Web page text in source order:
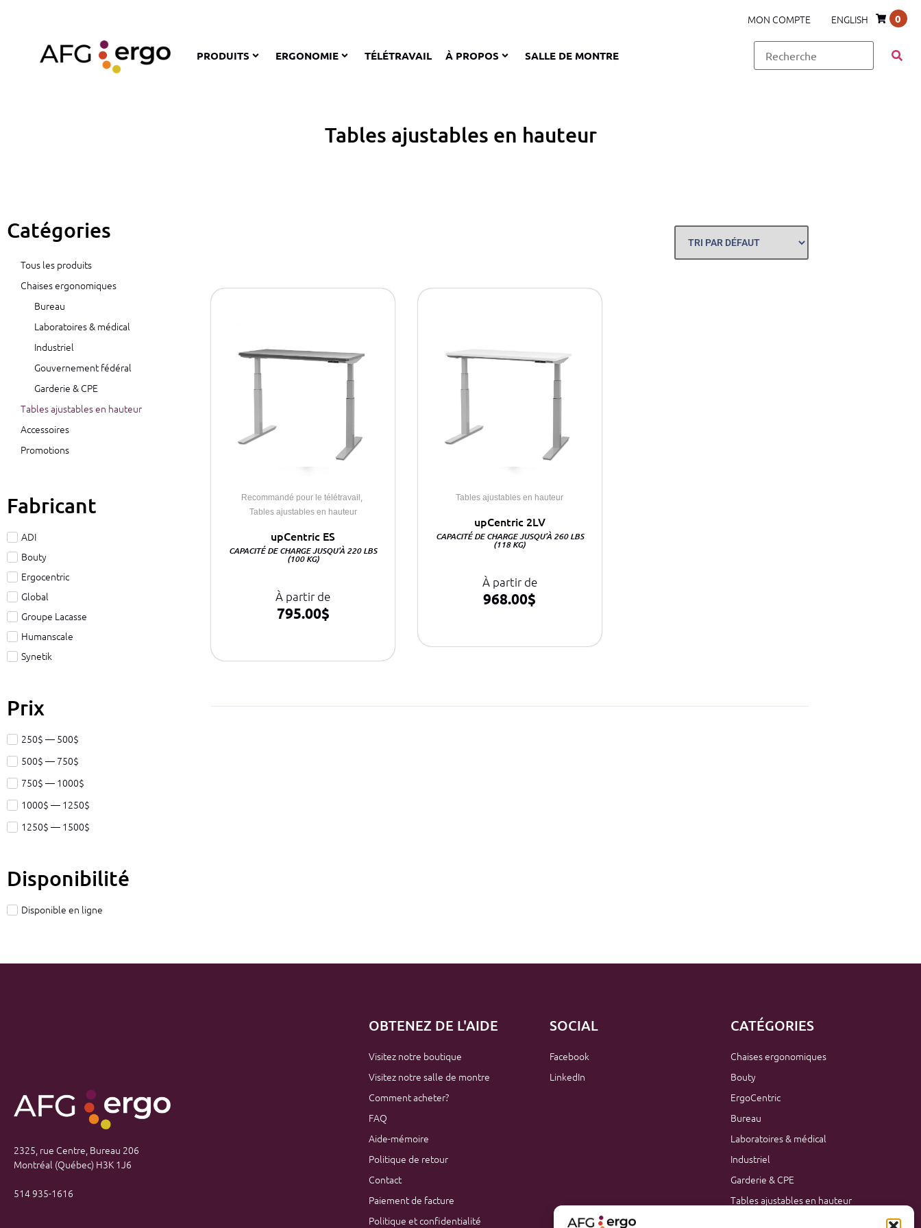
0
MON COMPTE ENGLISH
PRODUITS ERGONOMIE TÉLÉTRAVAIL À PROPOS SALLE DE MONTRE
Tables ajustables en hauteur
Catégories
Tous les produits
Chaises ergonomiques
Bureau
Laboratoires & médical
Industriel
Gouvernement fédéral
Garderie & CPE
Tables ajustables en hauteur
Accessoires
Promotions
Fabricant
ADI
Bouty
Ergocentric
Global
Groupe Lacasse
Humanscale
Synetik
Prix
250$ — 500$
500$ — 750$
750$ — 1000$
1000$ — 1250$
1250$ — 1500$
Disponibilité
Disponible en ligne
Recommandé pour le télétravail
Tables ajustables en hauteur
upCentric ES
CAPACITÉ DE CHARGE JUSQU'À 220 LBS
(100 KG)
À partir de
795.00$
Tables ajustables en hauteur
upCentric 2LV
CAPACITÉ DE CHARGE JUSQU'À 260 LBS
(118 KG)
À partir de
968.00$
2325, rue Centre, Bureau 206
Montréal (Québec) H3K 1J6
514 935-1616
OBTENEZ DE L'AIDE
Visitez notre boutique
Visitez notre salle de montre
Comment acheter?
FAQ
Aide-mémoire
Politique de retour
Contact
Paiement de facture
Politique et confidentialité
SOCIAL
Facebook
LinkedIn
CATÉGORIES
Chaises ergonomiques
Bouty
ErgoCentric
Bureau
Laboratoires & médical
Industriel
Garderie & CPE
Tables ajustables en hauteur